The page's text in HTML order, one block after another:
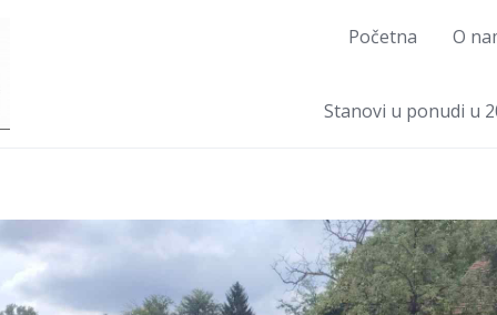
Početna O
Stanovi u ponudi u